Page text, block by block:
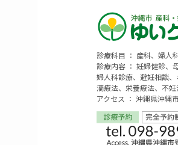
診療科目 ： 産科、婦人
診療内容 ： 妊婦健診、
婦人科診療、避妊相談
滴療法、栄養療法、不
アクセス ： 沖縄県沖縄